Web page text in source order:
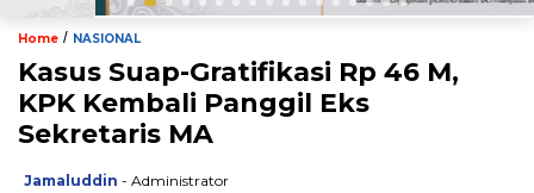
Home / NASIONAL
Kasus Suap-Gratifikasi Rp 46 M,
KPK Kembali Panggil Eks
Sekretaris MA
Jamaluddin - Administrator